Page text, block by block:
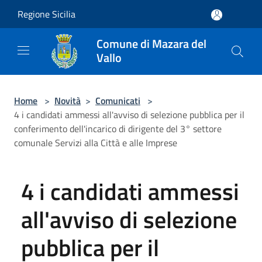
Regione Sicilia
Comune di Mazara del
Vallo
Home > Novità > Comunicati >
4 i candidati ammessi all'avviso di selezione pubblica per il
conferimento dell'incarico di dirigente del 3° settore
comunale Servizi alla Città e alle Imprese
4 i candidati ammessi
all'avviso di selezione
pubblica per il